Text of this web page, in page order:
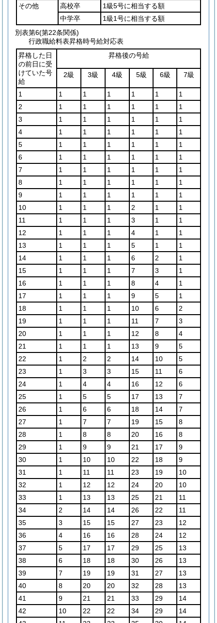
その他
高校卒
1級5号に相当する額
中学卒
1級1号に相当する額
別表第6(第22条関係)
行政職給料表昇格時号給対応表
昇格した日
の前日に受
けていた号
給
昇格後の号給
2級 3級 4級 5級 6級 7級
1 1 1 1 1 1
1
2
1 1 1 1 1
1
3
1 1 1 1 1
1
4
1 1 1 1 1
1
5
1 1 1 1 1
1
6
1 1 1 1 1
1
7
1 1 1 1 1
1
8
1 1 1 1 1
1
9
1 1 1 1 1
1
10
1 1 1 2 1
1
11
1 1 1 3 1
1
12
1 1 1 4 1
1
13
1 1 1 5 1
1
14
1 1 1 6 2
1
15
1 1 1 7 3
1
16
1 1 1 8 4
1
17
1 1 1 9 5
1
18
1 1 1 10 6
2
19
1 1 1 11 7
3
20
1 1 1 12 8
4
21
1 1 1 13 9
5
22
1 2 2 14 10
5
23
1 3 3 15 11
6
24
1 4 4 16 12
6
25
1 5 5 17 13
7
26
1 6 6 18 14
7
27
1 7 7 19 15
8
28
1 8 8 20 16
8
29
1 9 9 21 17
9
30
1 10 10 22 18
9
31
1 11 11 23 19
10
32
1 12 12 24 20
10
33
1 13 13 25 21
11
34
2 14 14 26 22
11
35
3 15 15 27 23
12
36
4 16 16 28 24
12
37
5 17 17 29 25
13
38
6 18 18 30 26
13
39
7 19 19 31 27
13
40
8 20 20 32 28
13
41
9 21 21 33 29
14
42
10 22 22 34 29
14